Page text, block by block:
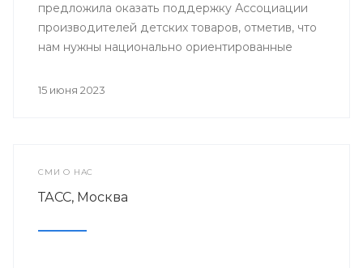
предложила оказать поддержку Ассоциации
производителей детских товаров, отметив, что
нам нужны национально ориентированные
15 июня 2023
СМИ О НАС
ТАСС, Москва